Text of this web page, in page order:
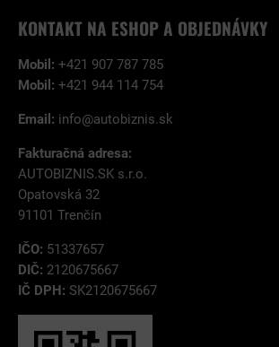
KONTAKT NA ESHOP A OBJEDNÁVKY
Mobil: +421 907 787 785
Mobil: +421 944 114 754
Email: info@autobiznis.sk
Fakturačná adresa:
AUTOBIZNIS.SK s.r.o.
Opatovská 32
91101 Trenčín
IČO: 51337657
DIČ: 2120675667
IČ DPH: SK2120675667